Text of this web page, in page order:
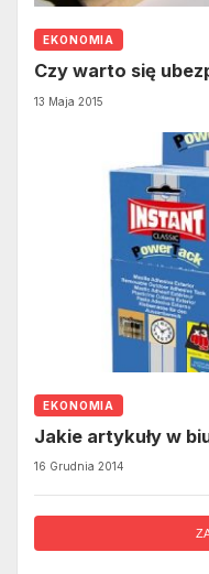
EKONOMIA
Czy warto się
13 Maja 2015
EKONOMIA
Jakie artykuły w
16 Grudnia 2014